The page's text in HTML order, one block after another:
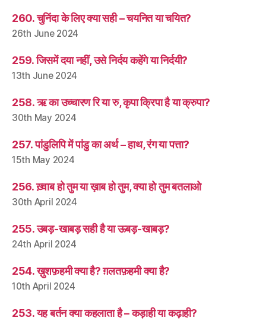
260. चुनिंदा के लिए क्या सही – चयनित या चयित?
26th June 2024
259. जिसमें दया नहीं, उसे निर्दय कहेंगे या निर्दयी?
13th June 2024
258. ऋ का उच्चारण रि या रु, कृपा क्रिपा है या क्रुपा?
30th May 2024
257. पांडुलिपि में पांडु का अर्थ – हाथ, रंग या पत्ता?
15th May 2024
256. ख़्वाब हो तुम या ख़ाब हो तुम, क्या हो तुम बतलाओ
30th April 2024
255. उबड़-खाबड़ सही है या ऊबड़-खाबड़?
24th April 2024
254. ख़ुशफ़हमी क्या है? ग़लतफ़हमी क्या है?
10th April 2024
253. यह बर्तन क्या कहलाता है – कड़ाही या कढ़ाही?